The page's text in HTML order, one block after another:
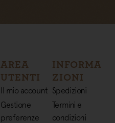
AREA
UTENTI
Il mio account
Gestione
preferenze
INFORMA
ZIONI
Spedizioni
Termini e
condizioni